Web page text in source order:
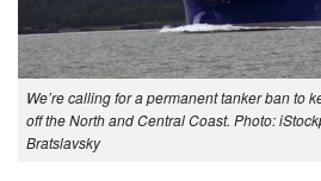
We’re calling for a permanent tanker ban to
off the North and Central Coast. Photo:
Bratslavsky